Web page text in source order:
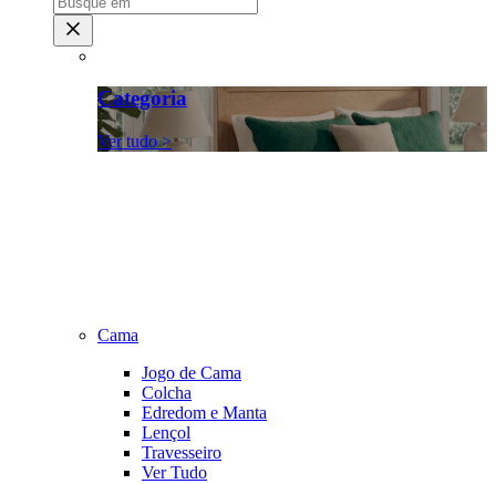
Categoria
Ver tudo >
Cama
Jogo de Cama
Colcha
Edredom e Manta
Lençol
Travesseiro
Ver Tudo